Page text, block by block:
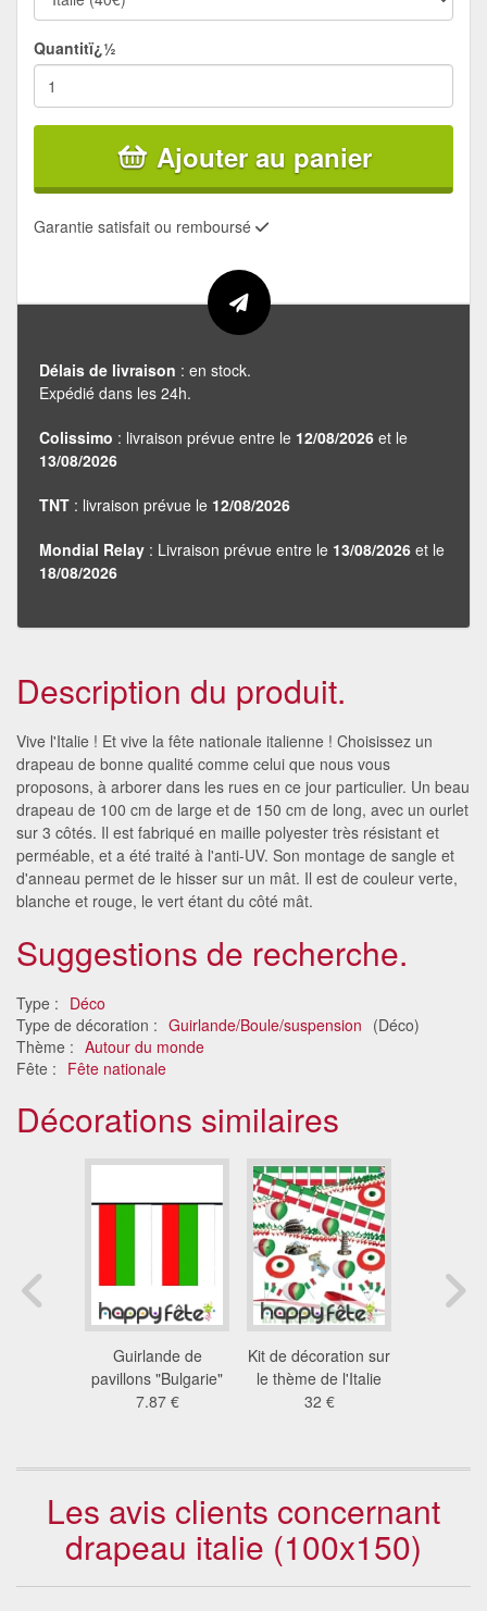
Quantitï¿½
Ajouter au panier
Garantie satisfait ou remboursé
Délais de livraison : en stock.
Expédié dans les 24h.
Colissimo : livraison prévue entre le 12/08/2026 et le
13/08/2026
TNT : livraison prévue le 12/08/2026
Mondial Relay : Livraison prévue entre le 13/08/2026 et le
18/08/2026
Description du produit.
Vive l'Italie ! Et vive la fête nationale italienne ! Choisissez un
drapeau de bonne qualité comme celui que nous vous
proposons, à arborer dans les rues en ce jour particulier. Un beau
drapeau de 100 cm de large et de 150 cm de long, avec un ourlet
sur 3 côtés. Il est fabriqué en maille polyester très résistant et
perméable, et a été traité à l'anti-UV. Son montage de sangle et
d'anneau permet de le hisser sur un mât. Il est de couleur verte,
blanche et rouge, le vert étant du côté mât.
Suggestions de recherche.
Type : Déco
Type de décoration : Guirlande/Boule/suspension (Déco)
Thème : Autour du monde
Fête : Fête nationale
Décorations similaires
Guirlande de
pavillons "Bulgarie"
7.87 €
Kit de décoration sur
le thème de l'Italie
32 €
Les avis clients concernant
drapeau italie (100x150)